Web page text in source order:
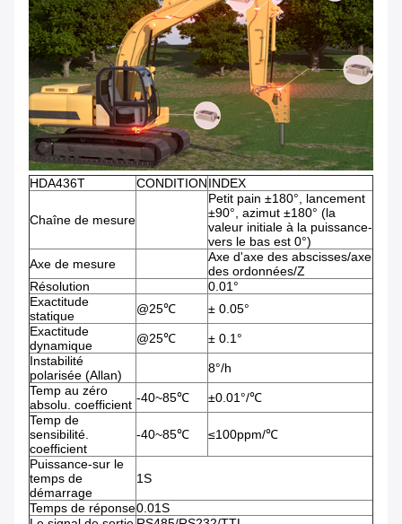
HDA436T CONDITIONINDEX
Chaîne de mesure
Petit pain ±180°, lancement
±90°, azimut ±180° (la
valeur initiale à la puissance-
vers le bas est 0°)
Axe de mesure
Axe d'axe des abscisses/axe
des ordonnées/Z
Résolution
0.01°
Exactitude
statique
@25℃
± 0.05°
Exactitude
dynamique
@25℃
± 0.1°
Instabilité
polarisée (Allan)
8°/h
Temp au zéro
absolu. coefficient -40~85℃
±0.01°/℃
Temp de
sensibilité.
coefficient
-40~85℃ ≤100ppm/℃
Puissance-sur le
temps de
démarrage
1S
Temps de réponse0.01S